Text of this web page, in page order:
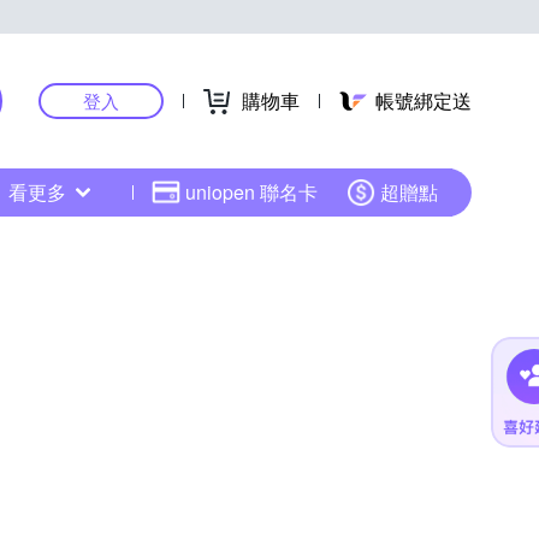
登入 購物車 帳號綁定送
看更多 uniopen 聯名卡 超贈點